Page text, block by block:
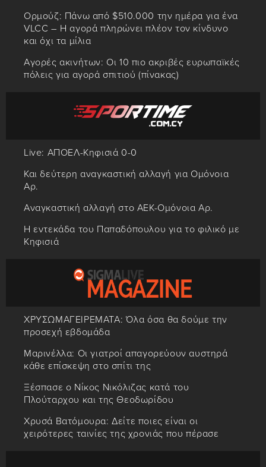
Ορμούζ: Πάνω από $510.000 την ημέρα για ένα
VLCC – Η αγορά πληρώνει πλέον τον κίνδυνο
και όχι τα μίλια
Αγορές ακινήτων: Οι 10 πιο ακριβές ευρωπαϊκές
πόλεις για αγορά σπιτιού (πίνακας)
Live: ΑΠΟΕΛ-Κηφισιά 0-0
Και δεύτερη αναγκαστική αλλαγή για Ομόνοια
Αρ.
Αναγκαστική αλλαγή στο ΑΕΚ-Ομόνοια Αρ.
Η εντεκάδα του Παπαδόπουλου για το φιλικό με
Κηφισιά
ΧΡΥΣΩΜΑΓΕΙΡΕΜΑΤΑ: Όλα όσα θα δούμε την
προσεχή εβδομάδα
Μαρινέλλα: Οι γιατροί απαγορεύουν αυστηρά
κάθε επίσκεψη στο σπίτι της
Ξέσπασε ο Νίκος Νικόλιζας κατά του
Πλούταρχου και της Θεοδωρίδου
Χρυσά Βατόμουρα: Δείτε ποιες είναι οι
χειρότερες ταινίες της χρονιάς που πέρασε